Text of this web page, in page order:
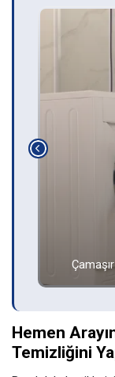
Derin
Hemen
Temizliğini